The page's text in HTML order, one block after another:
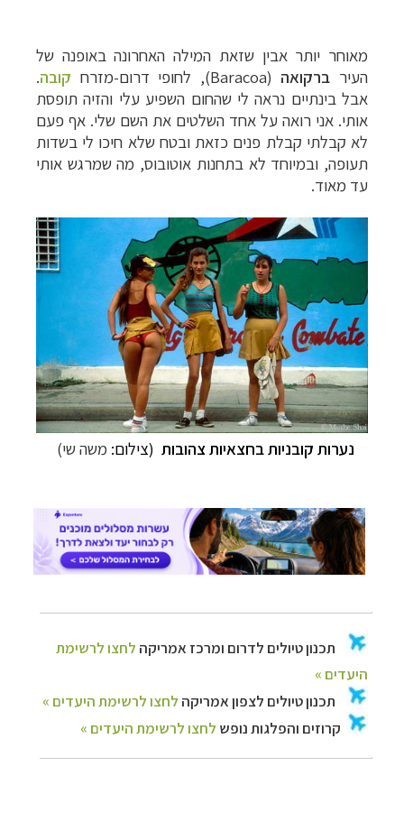
מאוחר יותר אבין שזאת המילה האחרונה באופנה של
העיר ברקואה (
Baracoa), לחופי דרום-מזרח קובה.
אבל בינתיים נראה לי שהחום השפיע עלי והזיה תופסת
אותי. אני רואה על אחד השלטים את השם שלי. אף פעם
לא קבלתי קבלת פנים כזאת ובטח שלא חיכו לי בשדות
תעופה, ובמיוחד לא בתחנות אוטובוס, מה שמרגש אותי
עד מאוד.
נערות קובניות בחצאיות צהובות (צילום: משה שי) תכנוןטיולים לדרום ומרכז אמריקהלחצו לרשימת
קרוזים והפלגות נופש
לחצו לרשימת היעדים »